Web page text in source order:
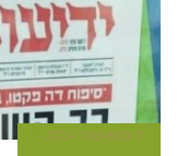
11 בספטמבר 2024